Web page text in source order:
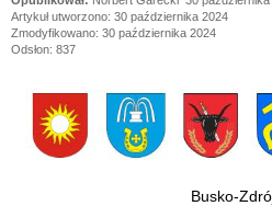
Artykuł utworzono: 30 października 2024
Zmodyfikowano: 30 października 2024
Odsłon: 837
Busko-